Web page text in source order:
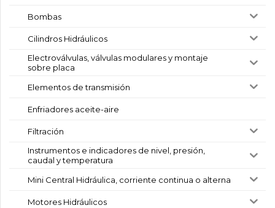
Bombas
Cilindros Hidráulicos
Electroválvulas, válvulas modulares y montaje
sobre placa
Elementos de transmisión
Enfriadores aceite-aire
Filtración
Instrumentos e indicadores de nivel, presión,
caudal y temperatura
Mini Central Hidráulica, corriente continua o alterna
Motores Hidráulicos